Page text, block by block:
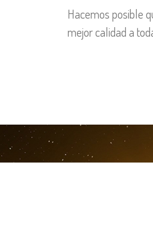
Hacemos posible
mejor calidad a